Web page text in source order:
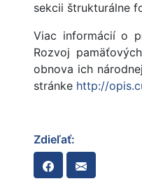
sekcii štrukturálne
Viac informácií o
Rozvoj
obnova ich
stránke http://
Zdieľať: